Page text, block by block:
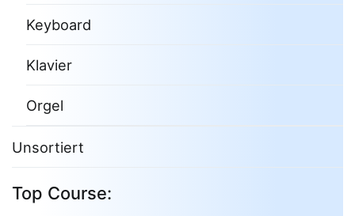
Keyboard
Klavier
Orgel
Unsortiert
Top Course: